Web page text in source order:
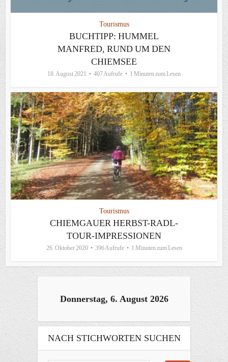
Tourismus
BUCHTIPP: HUMMEL
MANFRED, RUND UM DEN
CHIEMSEE
18. August 2021 407 Aufrufe 1 Minuten zum Lesen
Tourismus
CHIEMGAUER HERBST-RADL-
TOUR-IMPRESSIONEN
26. Oktober 2020 396 Aufrufe 1 Minuten zum Lesen
Donnerstag, 6. August 2026
NACH STICHWORTEN SUCHEN